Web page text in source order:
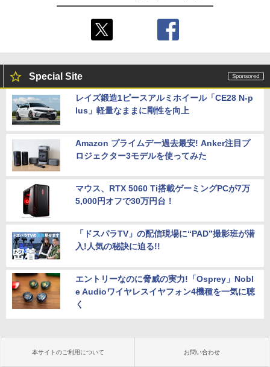
Special Site
レイズ鍛造1ピースアルミホイール「CE28 N-p
lus」軽量なままに剛性を向上
Amazon プライムデー過去最安! Anker注目プ
ロジェクター3モデルを使ってみた
マウス、RTX 5060 Ti搭載ゲーミングPCが7万
5,000円オフで30万円台！
「ドスパラTV」の配信現場に“PAD”撮影班が潜
入!人気の秘訣に迫る!!
エントリーなのに脅威の実力!「Osprey」Nobl
e Audioワイヤレスイヤフォン4機種を一気に聴
く
本サイトのご利用について お問い合わせ